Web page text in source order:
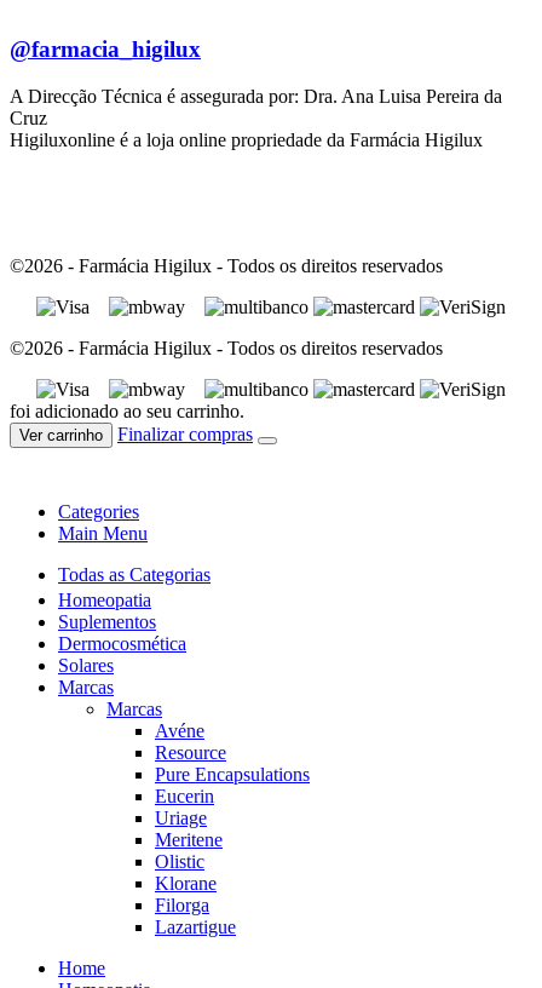
@farmacia_higilux
A Direcção Técnica é assegurada por: Dra. Ana Luisa Pereira da
Cruz
Higiluxonline é a loja online propriedade da Farmácia Higilux
©2026 - Farmácia Higilux - Todos os direitos reservados
©2026 - Farmácia Higilux - Todos os direitos reservados
foi adicionado ao seu carrinho.
Ver carrinho Finalizar compras
Categories
Main Menu
Todas as Categorias
Homeopatia
Suplementos
Dermocosmética
Solares
Marcas
Marcas
Avéne
Resource
Pure Encapsulations
Eucerin
Uriage
Meritene
Olistic
Klorane
Filorga
Lazartigue
Home